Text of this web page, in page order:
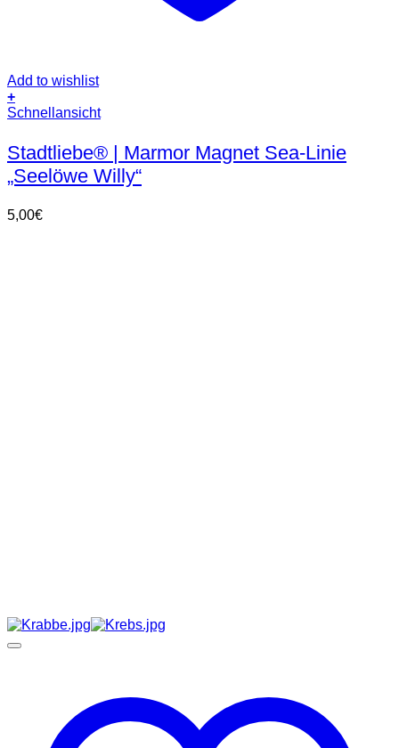
Add to wishlist
+
Schnellansicht
Stadtliebe® | Marmor Magnet Sea-Linie
„Seelöwe Willy“
5,00€